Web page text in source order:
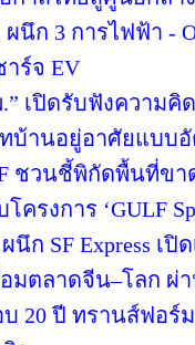
นึก 3 การไฟฟ้า -
ร์จ EV
.” เปิดรับฟังความ
บ้านอยู่อาศัยแบบอั
ชวนชี้พิกัดพื้นที่ขา
ครงการ ‘GULF
นึก SF Express เ
มตลาดจีน–โลก ผ่า
20 ปี ทรานส์ฟอร์ม